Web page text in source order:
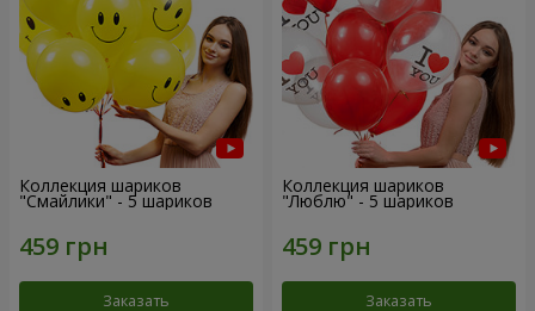
Коллекция шариков
"Смайлики" - 5 шариков
Заказать
Коллекция шариков
"Люблю" - 5 шариков
Заказать